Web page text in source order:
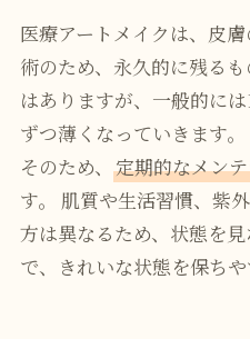
医療アートメイクは、皮
術のため、永久的に残る
はありますが、一般的に
ずつ薄くなっていきます。
そのため、 定期的なメン
す。 肌質や生活習慣、紫
方は異なるため、状態を
で、きれいな状態を保ちや